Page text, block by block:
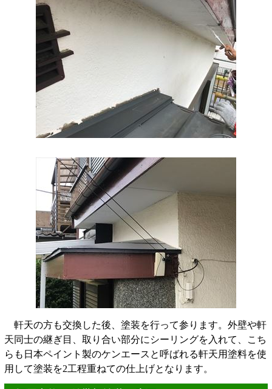
軒天の方も交換した後、塗装を行って参ります。外壁や軒
天同士の継ぎ目、取り合い部分にシーリングを入れて、こち
らも日本ペイント製のケンエースと呼ばれる軒天用塗料を使
用して塗装を2工程重ねての仕上げとなります。